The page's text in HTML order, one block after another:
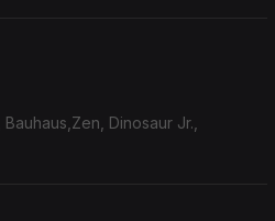
Dinosaur Jr.,